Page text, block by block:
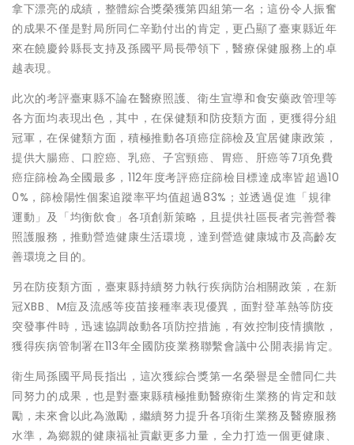
拿下漂亮的成績，整體綜合獎榮獲第四組第一名；這份令人振奮
的成果不僅是對局所同仁辛勤付出的肯定，更凸顯了臺東縣近年
來在饒慶鈴縣長支持及孫國平局長帶領下，醫療保健服務上的卓
越表現。
此次的考評臺東縣不論在醫療照護、衛生宣導和食安藥政管理等
各方面均表現出色，其中，在保健類和防疫類方面，更獲得分組
冠軍，在保健類方面，積極推動各項癌症篩檢及宜居健康政策，
提供大腸癌、口腔癌、乳癌、子宮頸癌、胃癌、肝癌等7項免費
癌症篩檢為全國最多，112年度考評癌症篩檢目標達成率皆超過10
0%，篩檢陽性個案追蹤率平均值超過83%；並透過促進「規律
運動」及「均衡飲食」各項創新策略，且提供社區長者完善營養
照護服務，推動營造健康生活環境，達到營造健康城市及高齡友
善環境之目的。
另在防疫類方面，臺東縣持續努力執行疾病防治相關政策，在新
冠XBB、M痘及流感等疫苗接種率表現優異，面對登革熱等防疫
突發事件時，迅速協調啟動各項防控措施，有效控制疫情擴散，
獲得疾病管制署在113年全國防疫業務聯繫會議中公開表揚肯定。
衛生局孫國平局長指出，這次獲綜合獎第一名榮譽是全體同仁共
同努力的成果，也是對臺東縣積極推動醫療衛生業務的肯定和鼓
勵，未來會以此為激勵，繼續努力提升各項衛生業務及醫療服務
水準，為鄉親的健康福祉貢獻更多力量，全力打造一個更健康、